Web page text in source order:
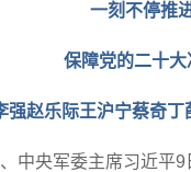
一刻不停推
保障党的二十
强赵乐际王沪宁蔡奇
中央军委主席习近